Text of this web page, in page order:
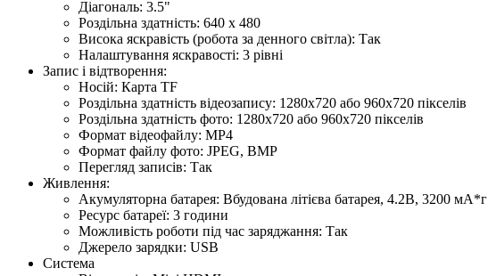
Діагональ: 3.5"
Роздільна здатність: 640 х 480
Висока яскравість (робота за денного світла): Так
Налаштування яскравості: 3 рівні
Запис і відтворення:
Носій: Карта TF
Роздільна здатність відеозапису: 1280х720 або 960х720 пікселів
Роздільна здатність фото: 1280х720 або 960х720 пікселів
Формат відеофайлу: MP4
Формат файлу фото: JPEG, BMP
Перегляд записів: Так
Живлення:
Акумуляторна батарея: Вбудована літієва батарея, 4.2В, 3200 мА*г
Ресурс батареї: 3 години
Можливість роботи під час заряджання: Так
Джерело зарядки: USB
Система